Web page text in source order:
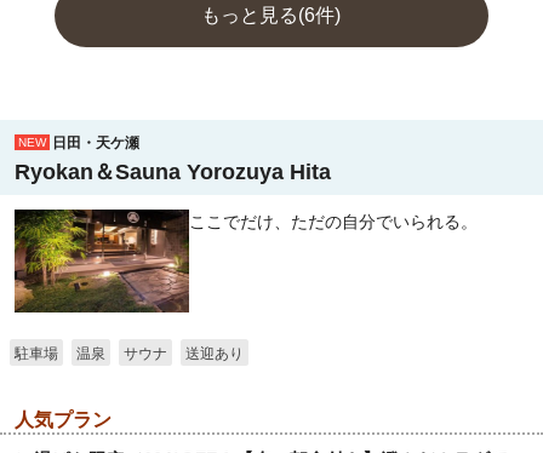
もっと見る(6件)
NEW 日田・天ケ瀬
Ryokan＆Sauna Yorozuya Hita
ここでだけ、ただの自分でいられる。
駐車場 温泉 サウナ 送迎あり
人気プラン